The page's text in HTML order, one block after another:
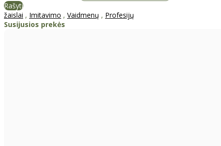
Rašyti
žaislai , Imitavimo , Vaidmenų , Profesijų
Susijusios prekės